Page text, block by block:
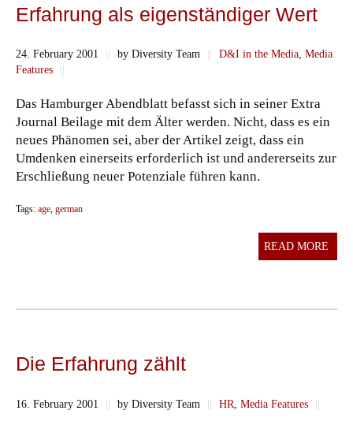
Erfahrung als eigenständiger Wert
24. February 2001 || by Diversity Team || D&I in the Media, Media
Features
||
Das Hamburger Abendblatt befasst sich in seiner Extra
Journal Beilage mit dem Älter werden. Nicht, dass es ein
neues Phänomen sei, aber der Artikel zeigt, dass ein
Umdenken einerseits erforderlich ist und andererseits zur
Erschließung neuer Potenziale führen kann.
Tags: age, german
READ MORE
Die Erfahrung zählt
16. February 2001 || by Diversity Team || HR Media Features ||